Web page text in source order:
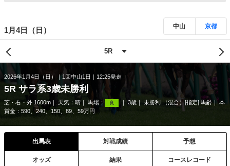
1月4日（日） 中山 京都
2026年1月4日（日） 1回中山1日 12:25発走
5R サラ系3歳未勝利
芝・右・外 1600m 天気： 晴 馬場： 良 3歳 未勝利 （混合）[指定] 馬齢
本
賞金：590、240、150、89、59万円
出馬表 対戦成績 予想
オッズ 結果 コースレコード